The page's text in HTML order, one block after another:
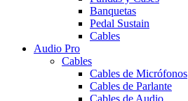
Banquetas
Pedal Sustain
Cables
Audio Pro
Cables
Cables de Micrófonos
Cables de Parlante